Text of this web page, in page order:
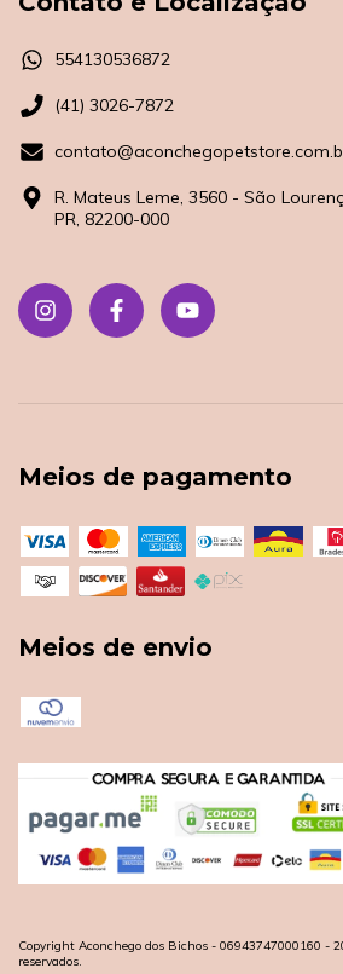
554130536872
(41) 3026-7872
R. Mateus Leme, 3560 - São
PR, 82200-000
Meios de pagamento
Meios de envio
Copyright Aconchego dos Bichos - 06943747000160 -
reservados.